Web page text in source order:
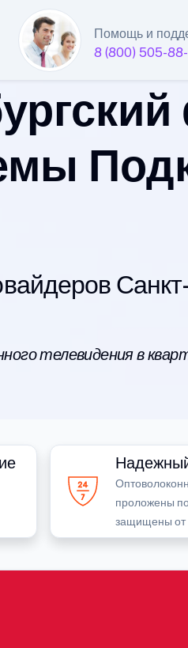
Помощь и
8 (800) 505-
телевидения в
проложены
защищены от